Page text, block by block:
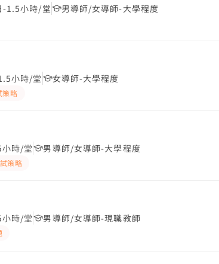
-1.5小時/堂 男導師/女導師-大學程度
小時/堂 女導師-大學程度
策略
時/堂 男導師/女導師-大學程度
策略
時/堂 男導師/女導師-現職教師